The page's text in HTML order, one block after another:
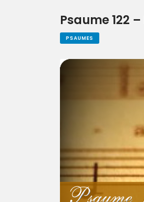
Psaume 122
PSAUMES